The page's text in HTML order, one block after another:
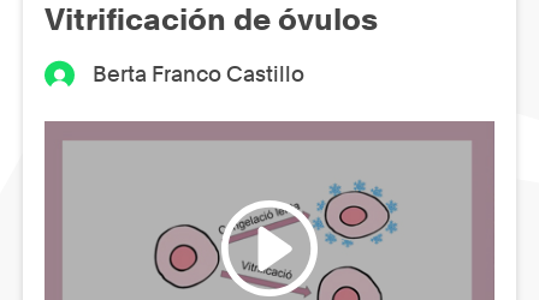
Vitrificación de óvulos
Berta Franco Castillo